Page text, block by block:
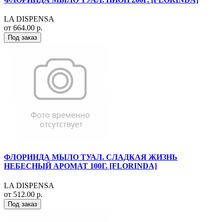
LA DISPENSA
от 664.00 р.
Под заказ
ФЛОРИНДА МЫЛО ТУАЛ. СЛАДКАЯ ЖИЗНЬ
НЕБЕСНЫЙ АРОМАТ 100Г. [FLORINDA]
LA DISPENSA
от 512.00 р.
Под заказ